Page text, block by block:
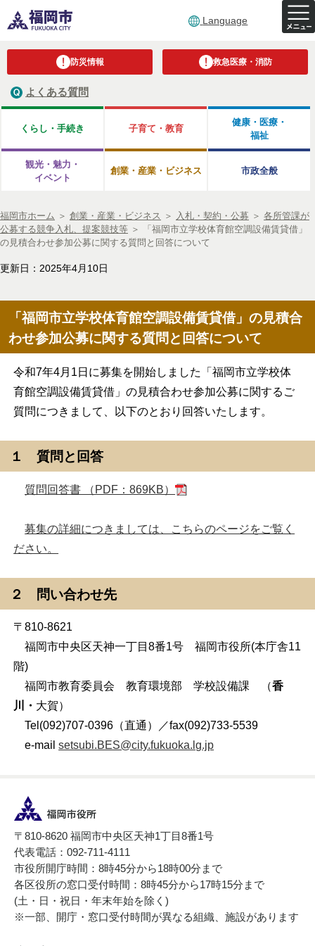
Language
防災情報 救急医療・消防
よくある質問
くらし・手続き 子育て・教育
健康・医療・
福祉
観光・魅力・
イベント
創業・産業・ビジネス 市政全般
福岡市ホーム ＞ 創業・産業・ビジネス ＞ 入札・契約・公募 ＞ 各所管課が
公募する競争入札、提案競技等 ＞
「福岡市立学校体育館空調設備賃貸借」
の見積合わせ参加公募に関する質問と回答について
更新日：2025年4月10日
「福岡市立学校体育館空調設備賃貸借」の見積合
わせ参加公募に関する質問と回答について
令和7年4月1日に募集を開始しました「福岡市立学校体
育館空調設備賃貸借」の見積合わせ参加公募に関するご
質問につきまして、以下のとおり回答いたします。
１ 質問と回答
質問回答書 （PDF：869KB）
募集の詳細につきましては、こちらのページをご覧く
ださい。
２ 問い合わせ先
〒810-8621
福岡市中央区天神一丁目8番1号 福岡市役所(本庁舎11
階)
福岡市教育委員会 教育環境部 学校設備課 （香
川・ 大賀）
Tel(092)707-0396（直通）／fax(092)733-5539
e-mailsetsubi.BES@city.fukuoka.lg.jp
〒810-8620 福岡市中央区天神1丁目8番1号
代表電話：092-711-4111
市役所開庁時間：8時45分から18時00分まで
各区役所の窓口受付時間：8時45分から17時15分まで
(土・日・祝日・年末年始を除く)
※一部、開庁・窓口受付時間が異なる組織、施設があります